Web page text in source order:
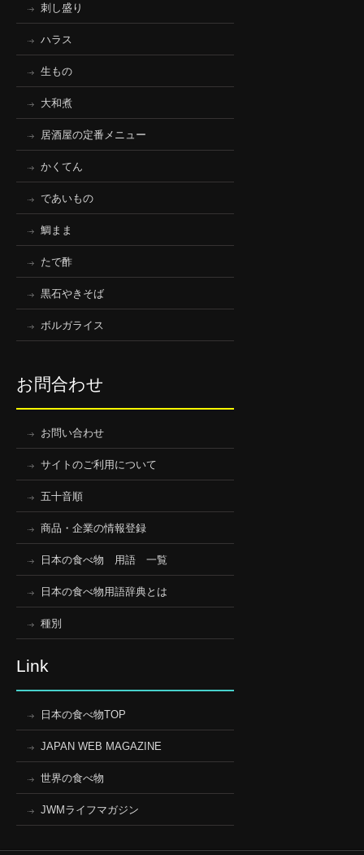
刺し盛り
ハラス
生もの
大和煮
居酒屋の定番メニュー
かくてん
であいもの
鯛まま
たで酢
黒石やきそば
ボルガライス
お問合わせ
お問い合わせ
サイトのご利用について
五十音順
商品・企業の情報登録
日本の食べ物 用語 一覧
日本の食べ物用語辞典とは
種別
Link
日本の食べ物TOP
JAPAN WEB MAGAZINE
世界の食べ物
JWMライフマガジン